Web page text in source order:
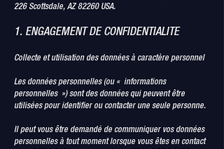
226 Scottsdale, AZ 82260 USA.
1. ENGAGEMENT DE CONFIDENTIALITE
Collecte et utilisation des données à caractère personnel
Les données personnelles (ou « informations
personnelles ») sont des données qui peuvent être
utilisées pour identifier ou contacter une seule personne.
Il peut vous être demandé de communiquer vos données
personnelles à tout moment lorsque vous êtes en contact